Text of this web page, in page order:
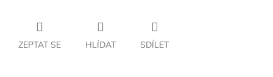
ZEPTAT SE HLÍDAT SDÍLET